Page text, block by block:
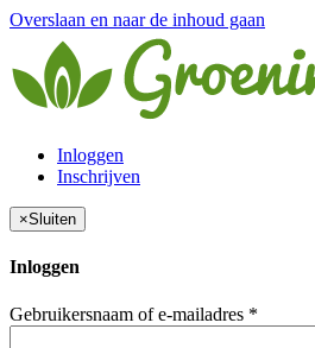
Overslaan en naar de inhoud gaan
Inloggen
Inschrijven
×Sluiten
Inloggen
Gebruikersnaam of e-mailadres *